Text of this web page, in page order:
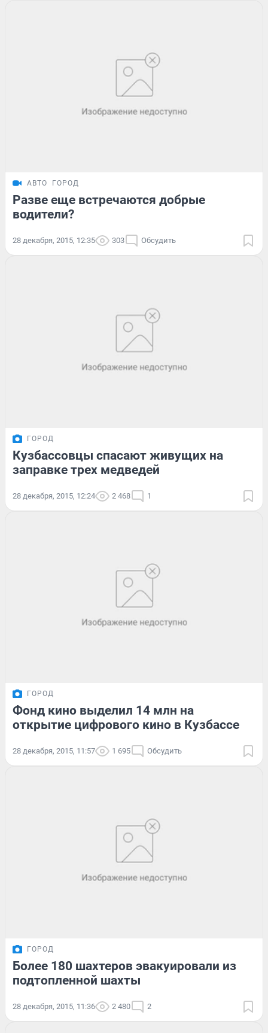
АВТО ГОРОД
Разве еще встречаются добрые
водители?
28 декабря, 2015, 12:35 303 Обсудить
ГОРОД
Кузбассовцы спасают живущих на
заправке трех медведей
28 декабря, 2015, 12:24 2 468 1
ГОРОД
Фонд кино выделил 14 млн на
открытие цифрового кино в Кузбассе
28 декабря, 2015, 11:57 1 695 Обсудить
ГОРОД
Более 180 шахтеров эвакуировали из
подтопленной шахты
28 декабря, 2015, 11:36 2 480 2